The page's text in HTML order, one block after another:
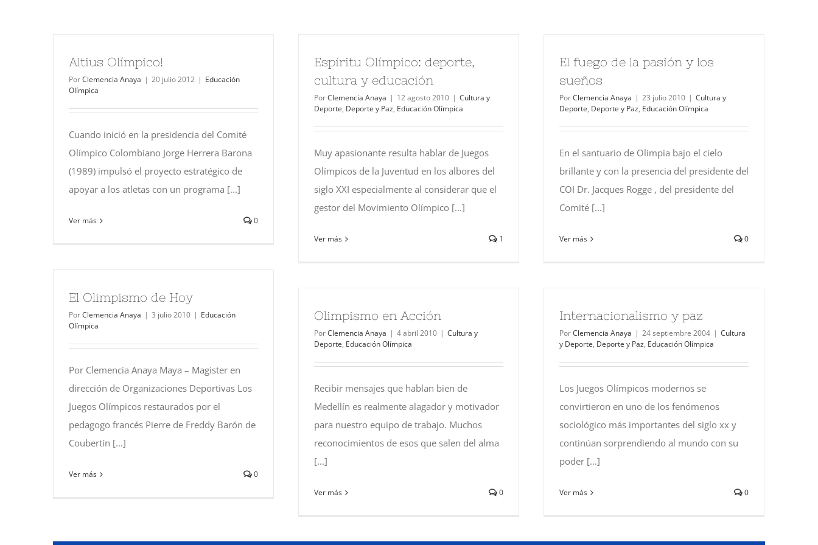
Altius Olímpico!
PorClemencia Anaya | 20 julio 2012 | Educación
Olímpica
Cuando inició en la presidencia del Comité
Olímpico Colombiano Jorge Herrera Barona
(1989) impulsó el proyecto estratégico de
apoyar a los atletas con un programa [...]
Ver más 0
Espíritu Olímpico: deporte,
cultura y educación
PorClemencia Anaya | 12 agosto 2010 | Cultura y
Deporte, Deporte y Paz, Educación Olímpica
Muy apasionante resulta hablar de Juegos
Olímpicos de la Juventud en los albores del
siglo XXI especialmente al considerar que el
gestor del Movimiento Olímpico [...]
Ver más 1
El fuego de la pasión y los
sueños
PorClemencia Anaya | 23 julio 2010 | Cultura y
Deporte, Deporte y Paz, Educación Olímpica
En el santuario de Olimpia bajo el cielo
brillante y con la presencia del presidente del
COI Dr. Jacques Rogge , del presidente del
Comité [...]
Ver más 0
El Olimpismo de Hoy
PorClemencia Anaya | 3 julio 2010 | Educación
Olímpica
Por Clemencia Anaya Maya – Magister en
dirección de Organizaciones Deportivas Los
Juegos Olímpicos restaurados por el
pedagogo francés Pierre de Freddy Barón de
Coubertín [...]
Ver más 0
Olimpismo en Acción
PorClemencia Anaya | 4 abril 2010 | Cultura y
Deporte, Educación Olímpica
Recibir mensajes que hablan bien de
Medellín es realmente alagador y motivador
para nuestro equipo de trabajo. Muchos
reconocimientos de esos que salen del alma
[...]
Ver más 0
Internacionalismo y paz
PorClemencia Anaya | 24 septiembre 2004 | Cultura
y Deporte, Deporte y Paz, Educación Olímpica
Los Juegos Olímpicos modernos se
convirtieron en uno de los fenómenos
sociológico más importantes del siglo xx y
continúan sorprendiendo al mundo con su
poder [...]
Ver más 0